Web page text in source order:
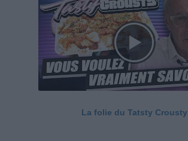
La folie du Tatsty Crousty